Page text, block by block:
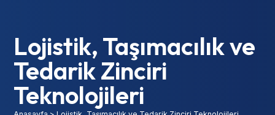
Lojistik, Taşımacılık ve
Tedarik Zinciri
Teknolojileri